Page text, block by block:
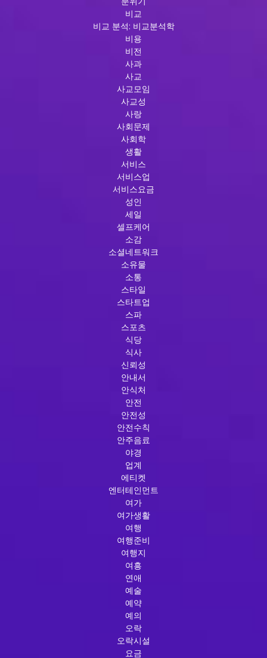
비교
비교 분석: 비교분석학
비용
비전
사과
사교
사교모임
사교성
사랑
사회문제
사회학
생활
서비스
서비스업
서비스요금
성인
세일
셀프케어
소감
소셜네트워크
소유물
소통
스타일
스타트업
스파
스포츠
식당
식사
신뢰성
안내서
안식처
안전
안전성
안전수칙
안주음료
야경
업계
에티켓
엔터테인먼트
여가
여가생활
여행
여행준비
여행지
여흥
연애
예술
예약
예의
오락
오락시설
요금